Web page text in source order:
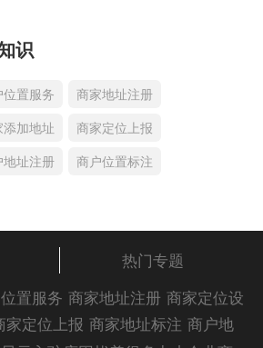
识
置服务
商家地址注册
加地址
商家定位上报
地址注册
商户位置标注
热门专题
置服务 商家地址注册 商家定位设
家定位上报 商家地址标注 商户地